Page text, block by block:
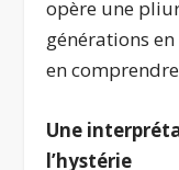
opère une
générations
en
Une
l’hystérie